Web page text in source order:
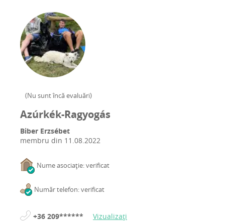
(Nu sunt încă evaluări)
Azúrkék-Ragyogás
Biber Erzsébet
membru din 11.08.2022
Nume asociație: verificat
Număr telefon: verificat
+36 209****** Vizualizați